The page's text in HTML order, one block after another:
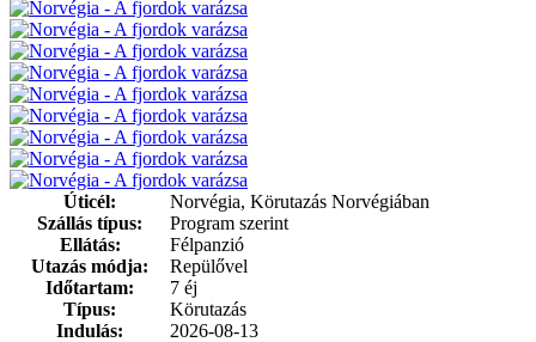
Úticél:
Norvégia, Körutazás Norvégiában
Szállás típus:
Program szerint
Ellátás:
Félpanzió
Utazás módja:
Repülővel
Időtartam:
7 éj
Típus:
Körutazás
Indulás:
2026-08-13